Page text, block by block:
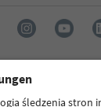
Język: Polski